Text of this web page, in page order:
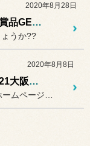
2020年8月28日
★アンケートに答えて豪華賞品GET!大抽選会開催中★
うか??
2020年8月8日
★パンク修理はコクピット21大阪でねっ★